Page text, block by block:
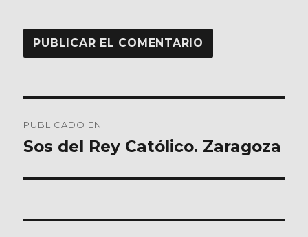
de
PUBLICADO EN
Sos del Rey Católico. Zaragoza